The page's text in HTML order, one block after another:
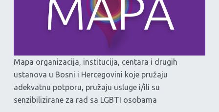
Mapa organizacija, institucija, centara i drugih
ustanova u Bosni i Hercegovini koje pružaju
adekvatnu potporu, pružaju usluge i/ili su
senzibilizirane za rad sa LGBTI osobama